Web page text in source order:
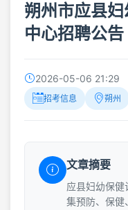
朔州市应县
中心招聘公告
2026-05-06 21:29
招考信息 朔州
文章摘要
应县妇幼保健
集预防、保健